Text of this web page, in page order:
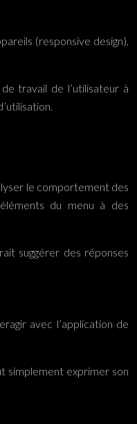
(responsive design),
travail de l’utilisateur à
le comportement des
du menu à des
suggérer des réponses
avec l’application de
simplement exprimer son